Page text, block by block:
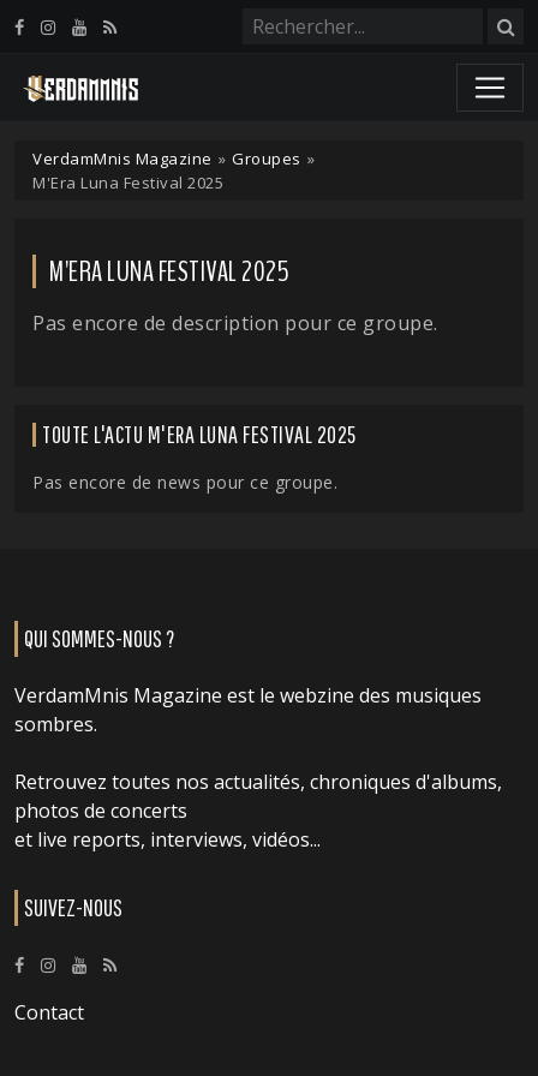
VerdamMnis Magazine » Groupes »
M'Era Luna Festival 2025
M'ERA LUNA FESTIVAL 2025
Pas encore de description pour ce groupe.
TOUTE L'ACTU M'ERA LUNA FESTIVAL 2025
Pas encore de news pour ce groupe.
QUI SOMMES-NOUS ?
VerdamMnis Magazine est le webzine des musiques
sombres.
Retrouvez toutes nos actualités, chroniques d'albums,
photos de concerts
et live reports, interviews, vidéos...
SUIVEZ-NOUS
Contact
Panneau de gestion des cookies